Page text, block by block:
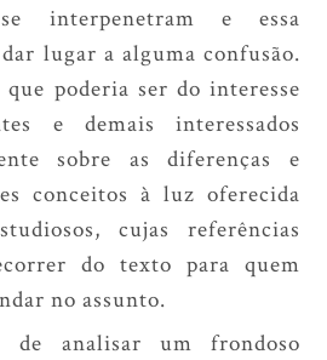
interpenetram e essa
lugar a alguma confusão.
que poderia ser do interesse
e demais interessados
sobre as diferenças e
conceitos à luz oferecida
cujas referências
do texto para quem
no assunto.
de analisar um frondoso